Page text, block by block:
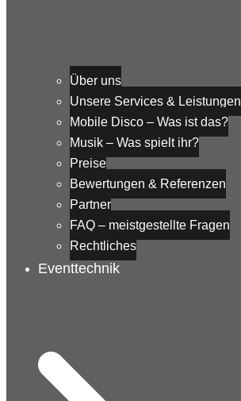
Über uns
Unsere Services & Leistungen
Mobile Disco – Was ist das?
Musik – Was spielt ihr?
Preise
Bewertungen & Referenzen
Partner
FAQ – meistgestellte Fragen
Rechtliches
Eventtechnik